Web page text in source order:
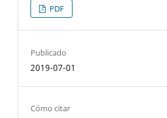
PDF
Publicado
2019-07-01
Cómo citar